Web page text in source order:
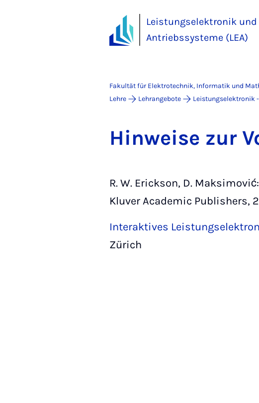
Leistungselektronik
Antriebssysteme (LEA)
Fakultät für Elektrotechnik, Informatik und
Lehre
Lehrangebote Leistungselektronik
Hin­wei­se zur
R. W. Erickson, D. Maksimović:
Kluver Academic Publishers,
Interaktives
Zürich